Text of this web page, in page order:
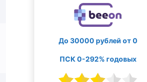
До 30000 рублей от 0
ПСК 0-292% годовых